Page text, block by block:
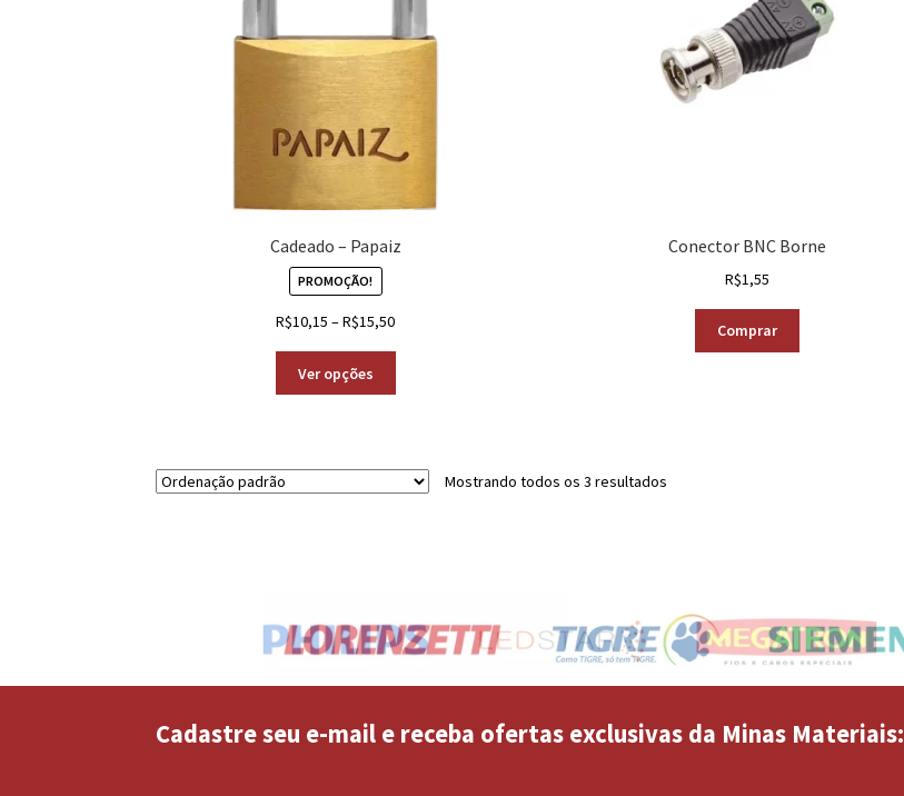
Cadeado – Papaiz
PROMOÇÃO!
R$10,15 –R$15,50
Ver opções
Conector BNC Borne
R$1,55
Comprar
Mostrando todos os 3 resultados
Cadastre seu e-mail e receba ofertas exclusivas da Minas Materiais: